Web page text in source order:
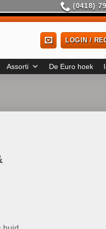
(0418)
LOGIN /
Assorti De Euro hoek